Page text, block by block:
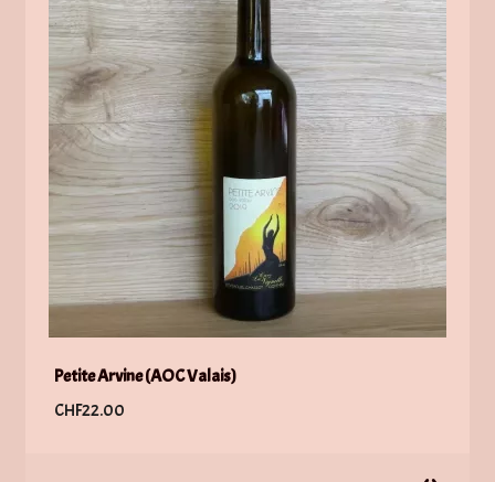
Petite Arvine (AOC Valais)
CHF22.00